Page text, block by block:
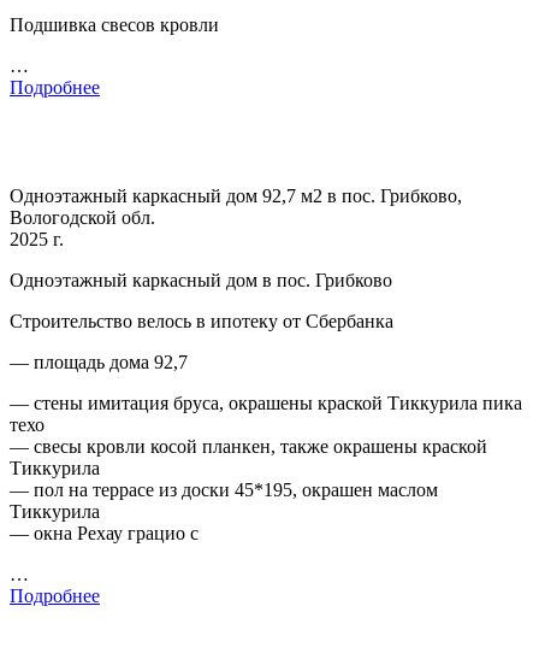
Подшивка свесов кровли
…
Подробнее
Одноэтажный каркасный дом 92,7 м2 в пос. Грибково,
Вологодской обл.
2025 г.
Одноэтажный каркасный дом в пос. Грибково
Строительство велось в ипотеку от Сбербанка
— площадь дома 92,7
— стены имитация бруса, окрашены краской Тиккурила пика
техо
— свесы кровли косой планкен, также окрашены краской
Тиккурила
— пол на террасе из доски 45*195, окрашен маслом
Тиккурила
— окна Рехау грацио с
…
Подробнее